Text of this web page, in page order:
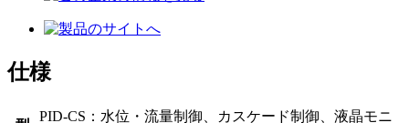
仕様
PID-CS：水位・流量制御、カスケード制御、液晶モニ